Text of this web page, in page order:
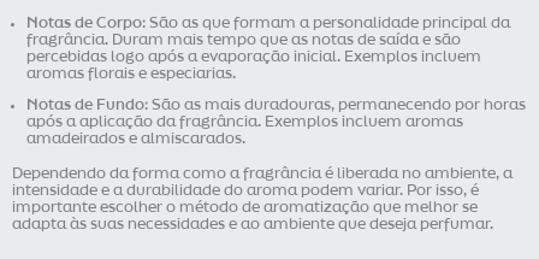
Notas de Corpo: São as que formam a personalidade principal da
fragrância. Duram mais tempo que as notas de saída e são
percebidas logo após a evaporação inicial. Exemplos incluem
aromas florais e especiarias.
Notas de Fundo: São as mais duradouras, permanecendo por horas
após a aplicação da fragrância. Exemplos incluem aromas
amadeirados e almiscarados.
Dependendo da forma como a fragrância é liberada no ambiente, a
intensidade e a durabilidade do aroma podem variar. Por isso, é
importante escolher o método de aromatização que melhor se
adapta às suas necessidades e ao ambiente que deseja perfumar.